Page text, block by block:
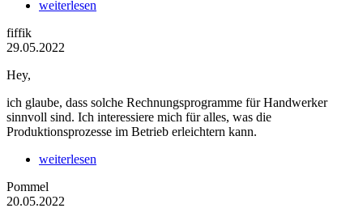
weiterlesen
fiffik
29.05.2022
Hey,
ich glaube, dass solche Rechnungsprogramme für Handwerker
sinnvoll sind. Ich interessiere mich für alles, was die
Produktionsprozesse im Betrieb erleichtern kann.
weiterlesen
Pommel
20.05.2022